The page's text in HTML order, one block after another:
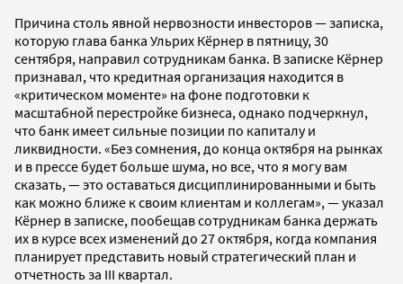
Причина столь явной нервозности инвесторов — записка,
которую глава банка Ульрих Кёрнер в пятницу, 30
сентября, направил сотрудникам банка. В записке Кёрнер
признавал, что кредитная организация находится в
«критическом моменте» на фоне подготовки к
масштабной перестройке бизнеса, однако подчеркнул,
что банк имеет сильные позиции по капиталу и
ликвидности. «Без сомнения, до конца октября на рынках
и в прессе будет больше шума, но все, что я могу вам
сказать, — это оставаться дисциплинированными и быть
как можно ближе к своим клиентам и коллегам», — указал
Кёрнер в записке, пообещав сотрудникам банка держать
их в курсе всех изменений до 27 октября, когда компания
планирует представить новый стратегический план и
отчетность за III квартал.